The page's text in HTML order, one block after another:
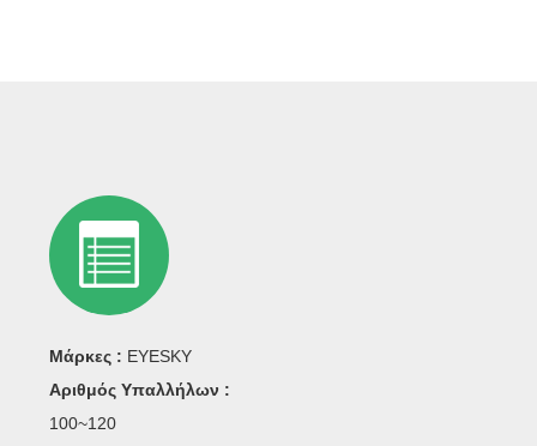
ενσωματωμένος ασφάλεια προμηθευτής
Μάρκες : EYESKY
Αριθμός Υπαλλήλων :
100~120